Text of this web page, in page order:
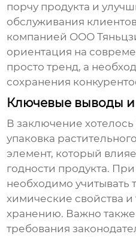
порчу продукта и
обслуживания
компанией ООО
ориентация на
просто тренд, а
сохранения
Ключевые выводы
В заключение хотелось
упаковка
элемент, который
годности продукта.
необходимо учитывать
химические свойства и
хранению. Важно
требования